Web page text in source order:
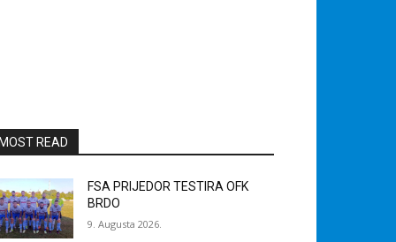
READ
FSA PRIJEDOR TESTIRA OFK
BRDO
9. Augusta 2026.